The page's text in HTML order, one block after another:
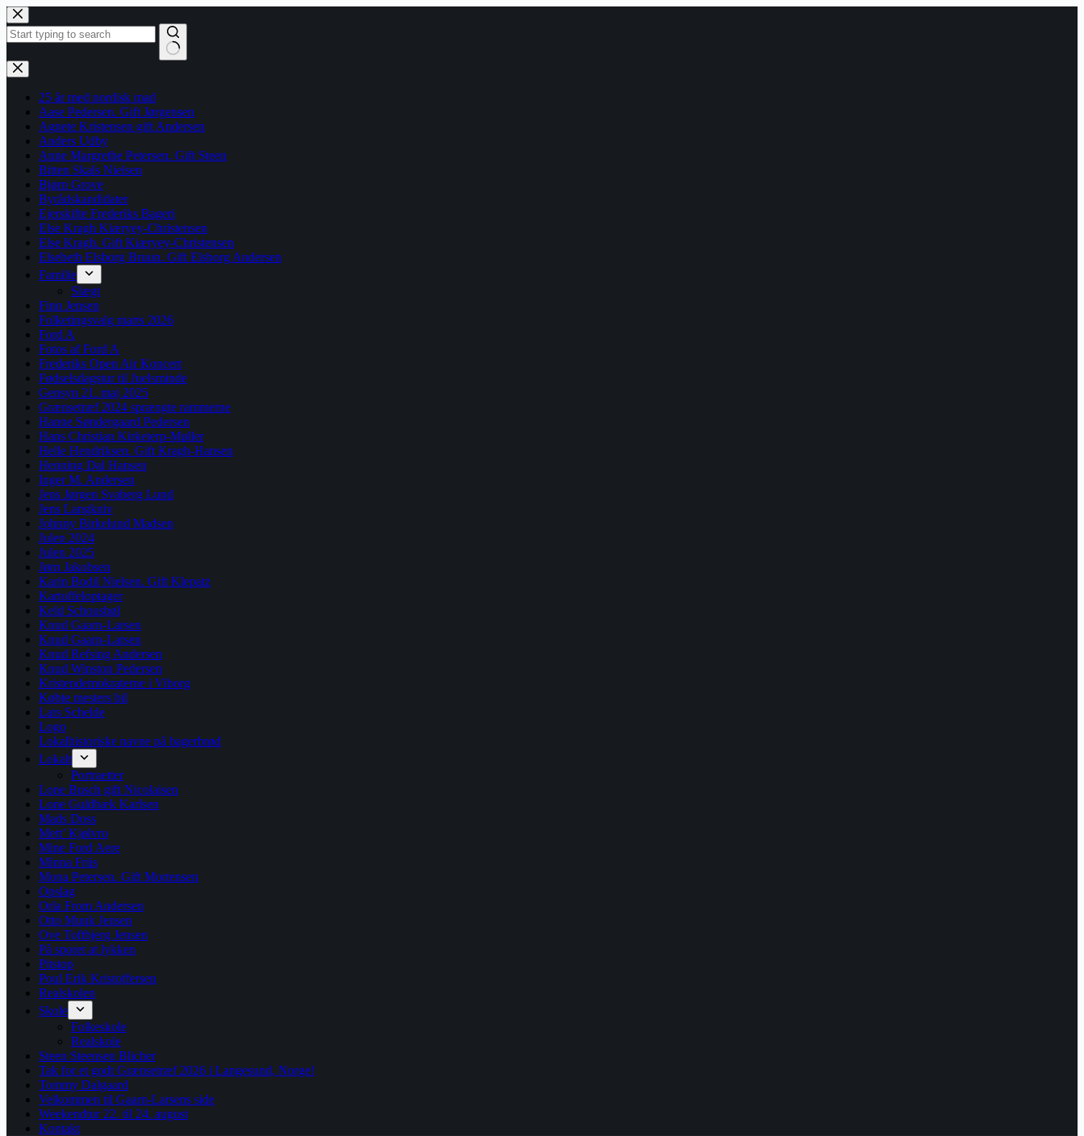
Fortsæt
til
indhold
Ingen
resultater
25 år med nordisk mad
Aase Pedersen. Gift Jørgensen
Agnete Kristensen gift Andersen
Anders Udby
Anne Margrethe Petersen. Gift Steen
Bitten Skals Nielsen
Bjørn Grove
Byrådskandidater
Ejerskifte Frederiks Bageri
Else Kragh Kiæryey-Christensen
Else Kragh. Gift Kiæryey-Christensen
Elsebeth Elsborg Bruun. Gift Elsborg Andersen
Familie
Slægt
Finn Jensen
Folketingsvalg marts 2026
Ford A
Fotos af Ford A
Frederiks Open Air Koncert
Fødselsdagstur til Juelsminde
Gensyn 21. maj 2025
Grænsetræf 2024 sprængte rammerne
Hanne Søndergaard Pedersen
Hans Christian Kirketerp-Møller
Helle Hendriksen. Gift Kragh-Hansen
Henning Dal Hansen
Inger M. Andersen
Jens Jørgen Svaberg Lund
Jens Langkniv
Johnny Birkelund Madsen
Julen 2024
Julen 2025
Jørn Jakobsen
Karin Bodil Nielsen. Gift Klepatz
Kartoffeloptager
Keld Schousbøl
Knud Gaarn-Larsen
Knud Gaarn-Larsen
Knud Refsing Andersen
Knud Winston Pedersen
Kristendemokraterne i Viborg
Købte mesters bil
Lars Schelde
Logo
Lokalhistoriske navne på bagerbrød
Lokalt
Portraetter
Lone Busch gift Nicolaisen
Lone Guldbæk Karlsen
Mads Doss
Mett’ Kjølvro
Mine Ford Aere
Minna Friis
Mona Petersen. Gift Mortensen
Opslag
Orla From Andersen
Otto Munk Jensen
Ove Toftbjerg Jensen
På sporet at lykken
Pitstop
Poul Erik Kristoffersen
Realskolen
Skole
Folkeskole
Realskole
Steen Steensen Blicher
Tak for et godt Grænsetræf 2026 i Langesund, Norge!
Tommy Dalgaard
Velkommen til Gaarn-Larsens side
Weekendtur 22. til 24. august
Kontakt